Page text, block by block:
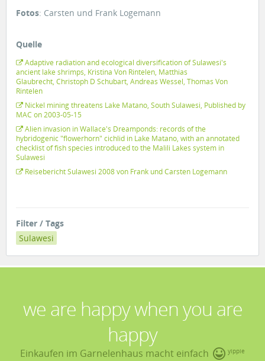
Fotos: Carsten und Frank Logemann
Quelle
Adaptive radiation and ecological diversification of Sulawesi's
ancient lake shrimps, Kristina Von Rintelen, Matthias
Glaubrecht, Christoph D Schubart, Andreas Wessel, Thomas Von
Rintelen
Nickel mining threatens Lake Matano, South Sulawesi, Published by
MAC on 2003-05-15
Alien invasion in Wallace's Dreamponds: records of the
hybridogenic "flowerhorn" cichlid in Lake Matano, with an annotated
checklist of fish species introduced to the Malili Lakes system in
Sulawesi
Reisebericht Sulawesi 2008 von Frank und Carsten Logemann
Filter / Tags
Sulawesi
we are happy when you are
happy
Einkaufen im Garnelenhaus macht einfach yippie